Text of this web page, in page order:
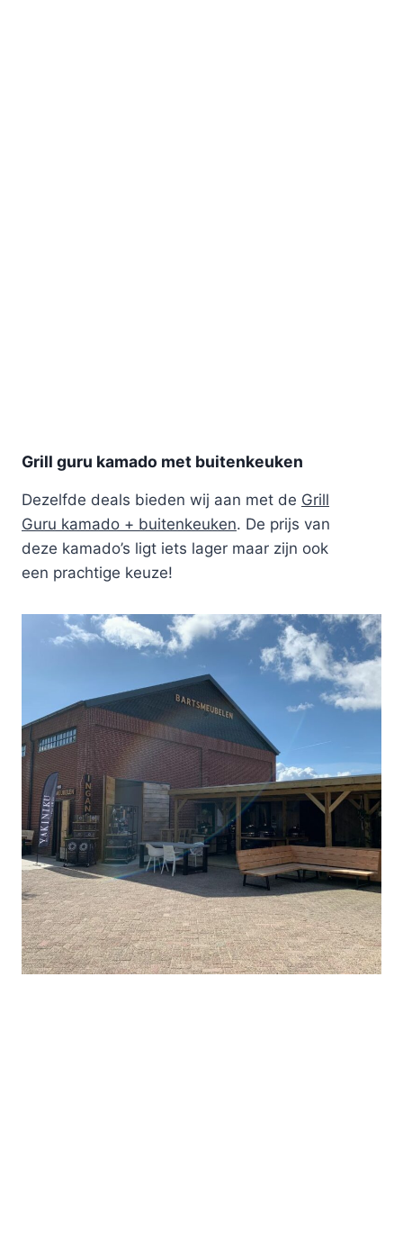
Grill guru kamado met buitenkeuken
Dezelfde deals bieden wij aan met de Grill
Guru kamado + buitenkeuken. De prijs van
deze kamado’s ligt iets lager maar zijn ook
een prachtige keuze!